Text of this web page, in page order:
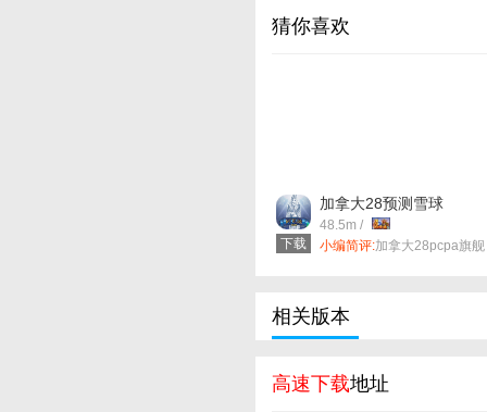
猜你喜欢
下载
加拿大28预测雪球
v57.0.11 安卓版
48.5m /
小编简评:加拿大28pcpa旗舰
数据、整合答案，为你提供
清晰、更可信、更全面的内
容，像专家一样为你答疑解
相关版本
高速下载地址